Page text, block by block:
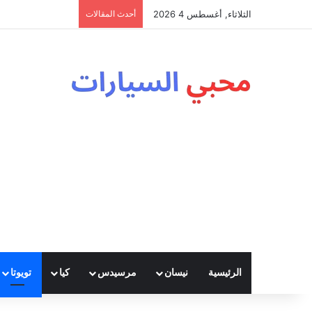
الثلاثاء, أغسطس 4 2026 أحدث المقالات
الرئيسية نيسان مرسيدس كيا تويوتا